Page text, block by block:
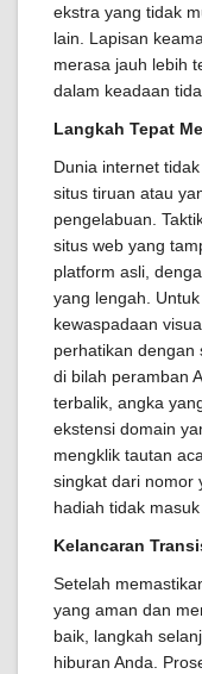
ekstra yang tidak
lain. Lapisan
merasa jauh lebih
dalam keadaan
Langkah Tepat
Dunia internet
situs tiruan atau
pengelabuan.
situs web yang
platform asli,
yang lengah.
kewaspadaan
perhatikan dengan
di bilah peramban
terbalik, angka
ekstensi domain
mengklik tautan
singkat dari nomor
hadiah tidak masuk
Kelancaran
Setelah
yang aman dan
baik, langkah
hiburan Anda.